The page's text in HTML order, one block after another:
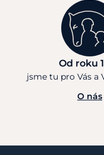
Od roku
jsme tu pro Vás a
O nás